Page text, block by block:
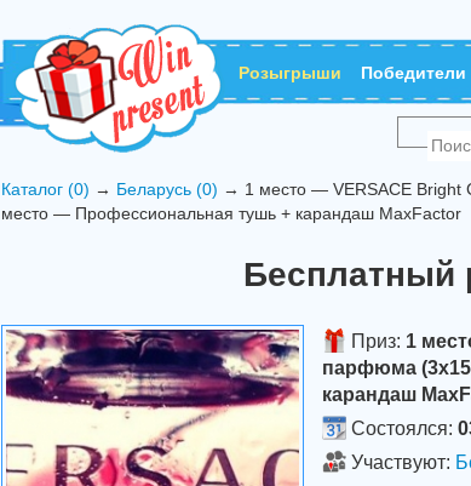
Розыгрыши Победители
Каталог (0) → Беларусь (0) → 1 место — VERSACE Bright
место — Профессиональная тушь + карандаш MaxFactor
Бесплатный
Приз: 1
парфюма
карандаш
Состоялся:
Участвуют: